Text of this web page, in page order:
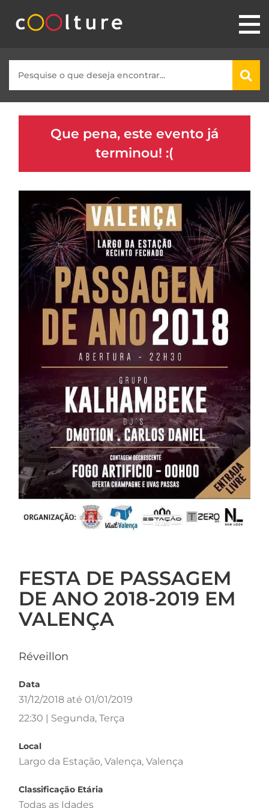
Que pena, este evento já
terminou! :(
FESTA DE PASSAGEM
DE ANO 2018-2019 EM
VALENÇA
Réveillon
Data
31/12/2018 até 01/01/2019
22:30 | Segunda, Terça
Local
Largo da Estação, Valença, Valença
Classificação Etária
Todas as Idades